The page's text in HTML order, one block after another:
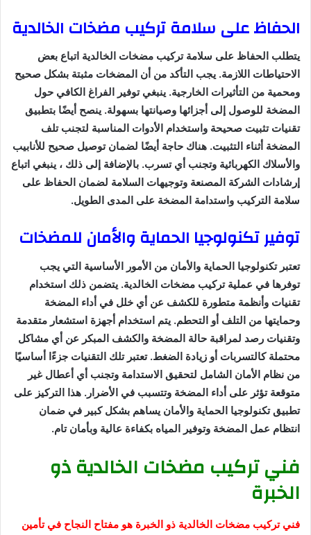
الحفاظ على سلامة تركيب مضخات الخالدية
يتطلب الحفاظ على سلامة تركيب مضخات الخالدية اتباع بعض
الاحتياطات اللازمة. يجب التأكد من أن المضخات مثبتة بشكل صحيح
ومحمية من التأثيرات الخارجية. ينبغي توفير الفراغ الكافي حول
المضخة للوصول إلى أجزائها وصيانتها بسهولة. ينصح أيضًا بتطبيق
تقنيات تثبيت صحيحة واستخدام الأدوات المناسبة لتجنب تلف
المضخة أثناء التثبيت. هناك حاجة أيضًا لضمان توصيل صحيح للأنابيب
والأسلاك الكهربائية وتجنب أي تسرب. بالإضافة إلى ذلك ، ينبغي اتباع
إرشادات الشركة المصنعة وتوجيهات السلامة لضمان الحفاظ على
سلامة التركيب واستدامة المضخة على المدى الطويل.
توفير تكنولوجيا الحماية والأمان للمضخات
تعتبر تكنولوجيا الحماية والأمان من الأمور الأساسية التي يجب
توفرها في عملية تركيب مضخات الخالدية. يتضمن ذلك استخدام
تقنيات وأنظمة متطورة للكشف عن أي خلل في أداء المضخة
وحمايتها من التلف أو التحطم. يتم استخدام أجهزة استشعار متقدمة
وتقنيات رصد لمراقبة حالة المضخة والكشف المبكر عن أي مشاكل
محتملة كالتسربات أو زيادة الضغط. تعتبر تلك التقنيات جزءًا أساسيًا
من نظام الأمان الشامل لتحقيق الاستدامة وتجنب أي أعطال غير
متوقعة تؤثر على أداء المضخة وتتسبب في الأضرار. هذا التركيز على
تطبيق تكنولوجيا الحماية والأمان يساهم بشكل كبير في ضمان
انتظام عمل المضخة وتوفير المياه بكفاءة عالية وبأمان تام.
فني تركيب مضخات الخالدية ذو
الخبرة
فني تركيب مضخات الخالدية ذو الخبرة هو مفتاح النجاح في تأمين